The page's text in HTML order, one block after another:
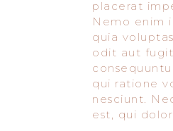
placerat
Nemo enim
quia
odit aut
qui ratione
nesciunt.
est, qui